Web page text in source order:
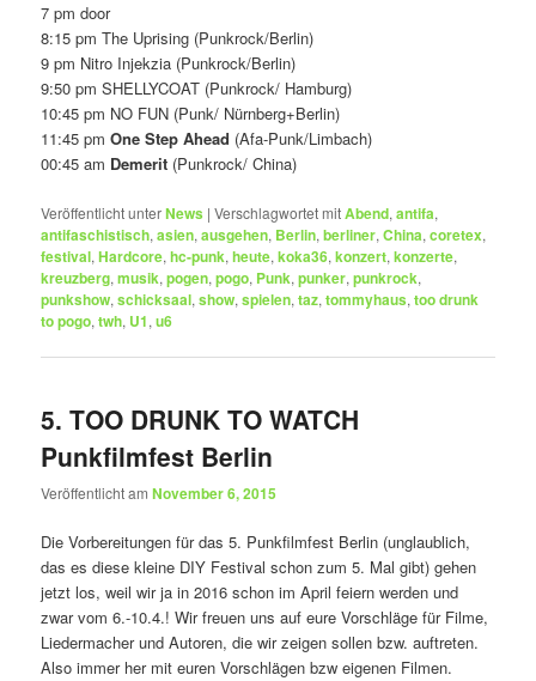
7 pm door
8:15 pm The Uprising (Punkrock/Berlin)
9 pm Nitro Injekzia (Punkrock/Berlin)
9:50 pm SHELLYCOAT (Punkrock/ Hamburg)
10:45 pm NO FUN (Punk/ Nürnberg+Berlin)
11:45 pmOne Step Ahead (Afa-Punk/Limbach)
00:45 am Demerit (Punkrock/ China)
Veröffentlicht unterNews |Verschlagwortet mitAbend,antifa,
antifaschistisch,asien,ausgehen, Berlin,berliner,China,coretex,
festival,Hardcore,hc-punk,heute,koka36,konzert,konzerte,
kreuzberg,musik,pogen,pogo, Punk,punker,punkrock,
punkshow,schicksaal,show,spielen,taz,tommyhaus,too drunk
to pogo,twh, U1,u6
5. TOO DRUNK TO WATCH
Punkfilmfest Berlin
Veröffentlicht amNovember 6, 2015
Die Vorbereitungen für das 5. Punkfilmfest Berlin (unglaublich,
das es diese kleine DIY Festival schon zum 5. Mal gibt) gehen
jetzt los, weil wir ja in 2016 schon im April feiern werden und
zwar vom 6.-10.4.! Wir freuen uns auf eure Vorschläge für Filme,
Liedermacher und Autoren, die wir zeigen sollen bzw. auftreten.
Also immer her mit euren Vorschlägen bzw eigenen Filmen.